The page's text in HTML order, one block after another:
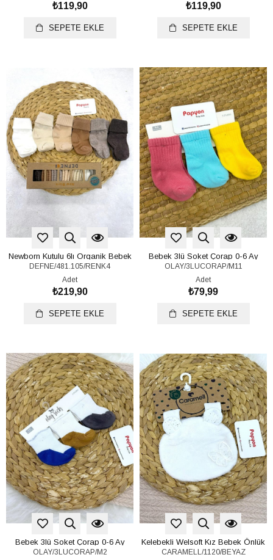
₺119,90
SEPETE EKLE
₺119,90
SEPETE EKLE
Newborn Kutulu 6lı Organik Bebek
Çorap 0-6 Ay
DEFNE/481.105/RENK4
Adet
₺219,90
SEPETE EKLE
Bebek 3lü Soket Çorap 0-6 Ay
OLAY/3LUCORAP/M11
Adet
₺79,99
SEPETE EKLE
Bebek 3lü Soket Çorap 0-6 Ay
OLAY/3LUCORAP/M2
Kelebekli Welsoft Kız Bebek Önlük
CARAMELL/1120/BEYAZ